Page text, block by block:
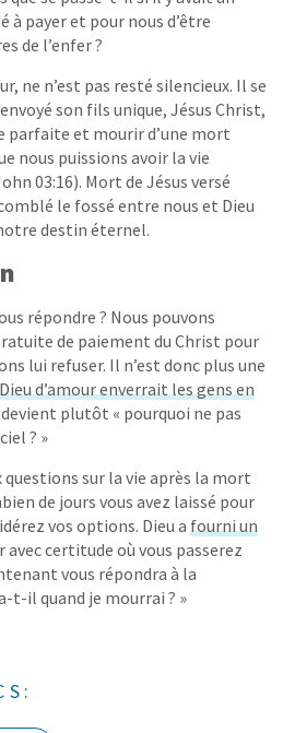
payer et pour nous d’être
de l’enfer ?
ne n’est pas resté silencieux. Il se
son fils unique, Jésus Christ,
parfaite et mourir d’une mort
nous puissions avoir la vie
03:16). Mort de Jésus versé
le fossé entre nous et Dieu
destin éternel.
répondre ? Nous pouvons
de paiement du Christ pour
lui refuser. Il n’est donc plus une
d’amour enverrait les gens en
plutôt « pourquoi ne pas
? »
sur la vie après la mort
de jours vous avez laissé pour
vos options. Dieu a fourni un
avec certitude où vous passerez
vous répondra à la
t-il quand je mourrai ? »